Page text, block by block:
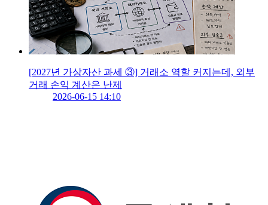
[2027년 가상자산 과세 ③] 거래소 역할 커지는데, 외부
거래 손익 계산은 난제
2026-06-15 14:10